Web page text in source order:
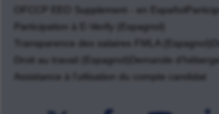
OFCCP EEO Supplement - en Español
Participation à E-Verify (Espagnol)
Transparence des salaires FMLA (Espagnol)
Droit au travail (Espagnol)
Demande
Assistance à l'utlisation du compte candidat